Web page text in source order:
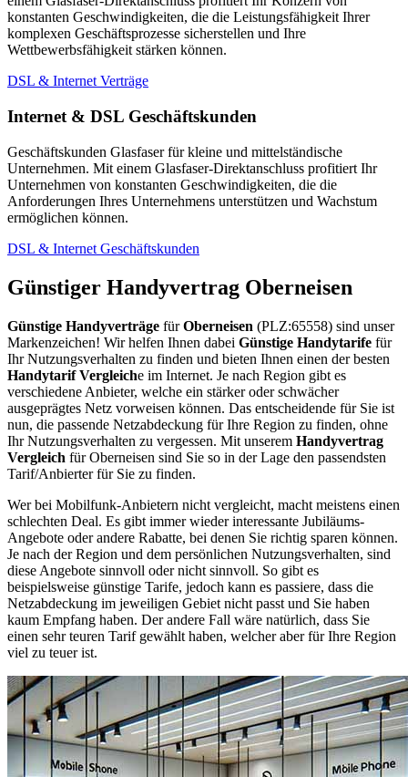
konstanten Geschwindigkeiten, die die Leistungsfähigkeit Ihrer
komplexen Geschäftsprozesse sicherstellen und Ihre
Wettbewerbsfähigkeit stärken können.
DSL & Internet Verträge
Internet & DSL Geschäftskunden
Geschäftskunden Glasfaser für kleine und mittelständische
Unternehmen. Mit einem Glasfaser-Direktanschluss profitiert Ihr
Unternehmen von konstanten Geschwindigkeiten, die die
Anforderungen Ihres Unternehmens unterstützen und Wachstum
ermöglichen können.
DSL & Internet Geschäftskunden
Günstiger Handyvertrag Oberneisen
Günstige Handyverträge fürOberneisen (PLZ:65558) sind unser
Markenzeichen! Wir helfen Ihnen dabei Günstige Handytarife für
Ihr Nutzungsverhalten zu finden und bieten Ihnen einen der besten
Handytarif Vergleiche im Internet. Je nach Region gibt es
verschiedene Anbieter, welche ein stärker oder schwächer
ausgeprägtes Netz vorweisen können. Das entscheidende für Sie ist
nun, die passende Netzabdeckung für Ihre Region zu finden, ohne
Ihr Nutzungsverhalten zu vergessen. Mit unserem Handyvertrag
Vergleich für Oberneisen sind Sie so in der Lage den passendsten
Tarif/Anbierter für Sie zu finden.
Wer bei Mobilfunk-Anbietern nicht vergleicht, macht meistens einen
schlechten Deal. Es gibt immer wieder interessante Jubiläums-
Angebote oder andere Rabatte, bei denen Sie richtig sparen können.
Je nach der Region und dem persönlichen Nutzungsverhalten, sind
diese Angebote sinnvoll oder nicht sinnvoll. So gibt es
beispielsweise günstige Tarife, jedoch kann es passiere, dass die
Netzabdeckung im jeweiligen Gebiet nicht passt und Sie haben
kaum Empfang haben. Der andere Fall wäre natürlich, dass Sie
einen sehr teuren Tarif gewählt haben, welcher aber für Ihre Region
viel zu teuer ist.